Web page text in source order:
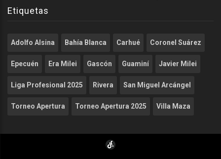
Etiquetas
Adolfo Alsina Bahía Blanca Carhué Coronel Suárez
Epecuén Era Milei Gascón Guaminí Javier Milei
Liga Profesional 2025 Rivera San Miguel Arcángel
Torneo Apertura Torneo Apertura 2025 Villa Maza